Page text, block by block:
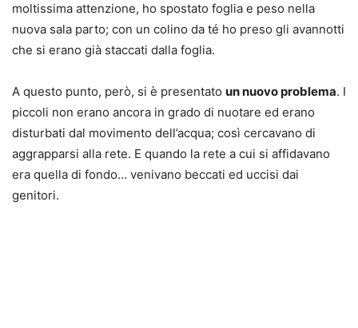
moltissima attenzione, ho spostato foglia e peso nella
nuova sala parto; con un colino da té ho preso gli avannotti
che si erano già staccati dalla foglia.
A questo punto, però, si è presentato un nuovo problema. I
piccoli non erano ancora in grado di nuotare ed erano
disturbati dal movimento dell’acqua; così cercavano di
aggrapparsi alla rete. E quando la rete a cui si affidavano
era quella di fondo… venivano beccati ed uccisi dai
genitori.